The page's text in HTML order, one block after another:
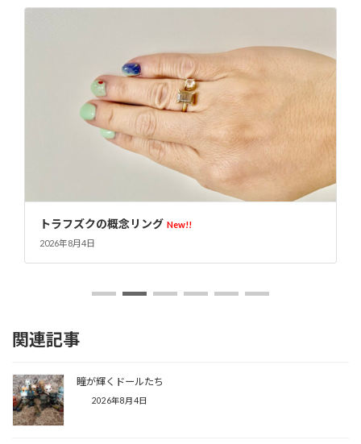
オリジナルアクリルケース
2026年8月4日
関連記事
瞳が輝くドールたち
2026年8月4日